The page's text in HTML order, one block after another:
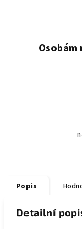
Popis
Detailní